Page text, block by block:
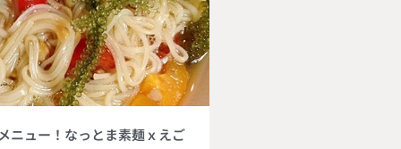
ニュー！なっとま素麺ｘえご